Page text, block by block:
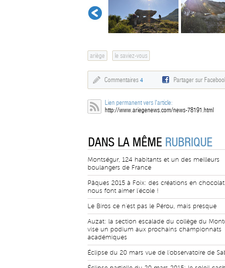
ariège le saviez-vous
Commentaires 4 Partager sur
Lien permanent vers l'article:
http://www.ariegenews.com/news-78191.html
DANS LA MÊME RUBRIQUE
Montségur, 124 habitants et un des meilleurs
boulangers de France
Pâques 2015 à Foix: des créations en
nous font aimer l'école !
Le Biros ce n'est pas le Pérou, mais presque
Auzat: la section escalade du collège du
vise un podium aux prochains championnats
académiques
Éclipse du 20 mars vue de l'observatoire de